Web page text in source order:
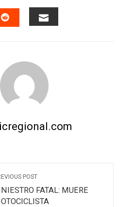
TWITTERLINKEDIN
POST
FATAL: MUERE